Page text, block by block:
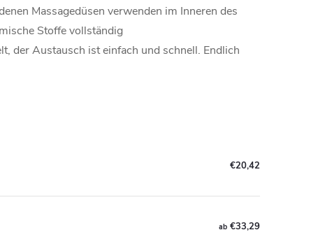
Massagedüsen verwenden im Inneren des
Stoffe vollständig
der Austausch ist einfach und schnell. Endlich
€20,42
ab €33,29